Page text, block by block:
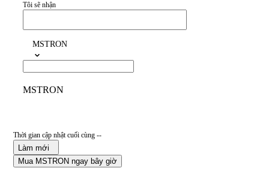
Tôi sẽ nhận
MSTRON
MSTRON
Thời gian cập nhật cuối cùng --
Làm mới
Mua MSTRON ngay bây giờ